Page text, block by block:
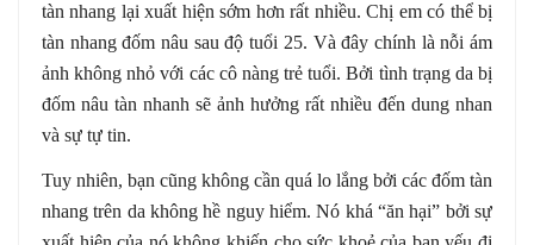
tàn nhang lại xuất hiện sớm hơn rất nhiều. Chị em có thể bị
tàn nhang đốm nâu sau độ tuổi 25. Và đây chính là nỗi ám
ảnh không nhỏ với các cô nàng trẻ tuổi. Bởi tình trạng da bị
đốm nâu tàn nhanh sẽ ảnh hưởng rất nhiều đến dung nhan
và sự tự tin.
Tuy nhiên, bạn cũng không cần quá lo lắng bởi các đốm tàn
nhang trên da không hề nguy hiểm. Nó khá “ăn hại” bởi sự